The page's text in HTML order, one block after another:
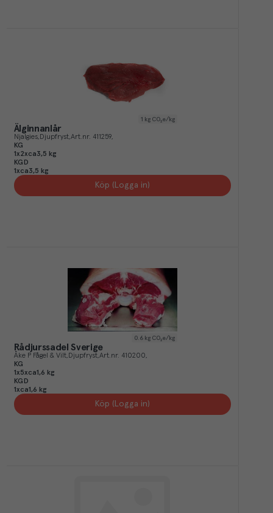
1 kg CO₂e/kg
Älginnanlår
Njalgies Djupfryst Art.nr. 411259
KG
1x2xca3,5 kg
KGD
1xca3,5 kg
Köp (Logga in)
0.6 kg CO₂e/kg
Rådjurssadel Sverige
Åke P Fågel & Vilt Djupfryst Art.nr. 410200
KG
1x5xca1,6 kg
KGD
1xca1,6 kg
Köp (Logga in)